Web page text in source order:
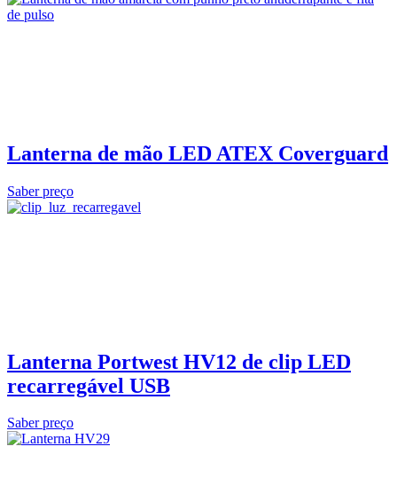
Lanterna de mão LED ATEX Coverguard
Saber preço
Lanterna Portwest HV12 de clip LED
recarregável USB
Saber preço